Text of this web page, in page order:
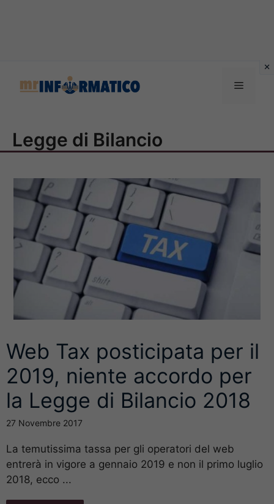
Menu
Legge di Bilancio
Web Tax posticipata per il
2019, niente accordo per
la Legge di Bilancio 2018
27 Novembre 2017
La temutissima tassa per gli operatori del web
entrerà in vigore a gennaio 2019 e non il primo luglio
2018, ecco ...